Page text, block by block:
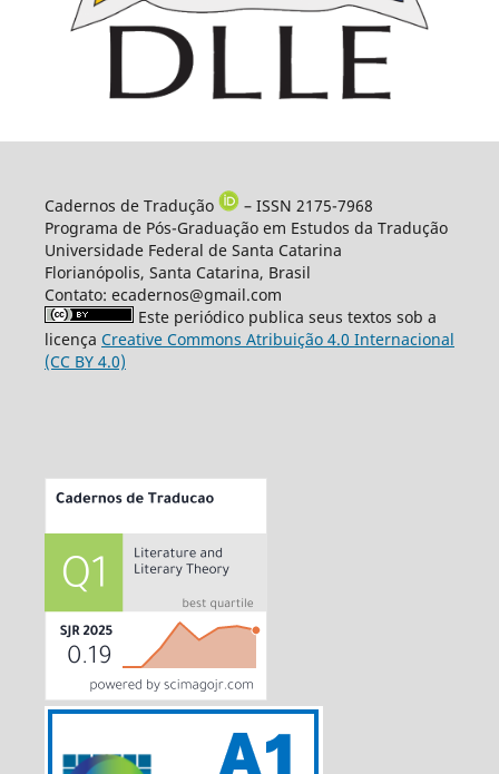
Cadernos de Tradução
– ISSN 2175-7968
Programa de Pós-Graduação em Estudos da Tradução
Universidade Federal de Santa Catarina
Florianópolis, Santa Catarina, Brasil
Contato: ecadernos@gmail.com
Este periódico publica seus textos sob a
licença Creative Commons Atribuição 4.0 Internacional
(CC BY 4.0)